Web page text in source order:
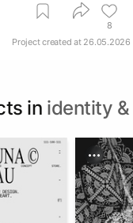
8
Project created at 26.05.2026
in identity